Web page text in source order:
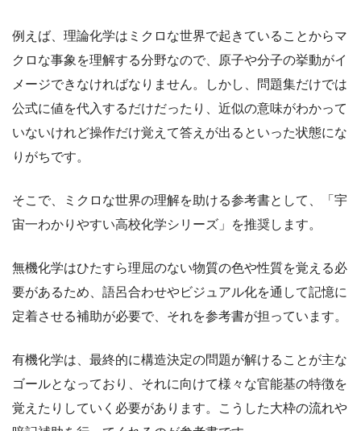
例えば、理論化学はミクロな世界で起きていることからマ
クロな事象を理解する分野なので、原子や分子の挙動がイ
メージできなければなりません。しかし、問題集だけでは
公式に値を代入するだけだったり、近似の意味がわかって
いないけれど操作だけ覚えて答えが出るといった状態にな
りがちです。
そこで、ミクロな世界の理解を助ける参考書として、「宇
宙一わかりやすい高校化学シリーズ」を推奨します。
無機化学はひたすら理屈のない物質の色や性質を覚える必
要があるため、語呂合わせやビジュアル化を通して記憶に
定着させる補助が必要で、それを参考書が担っています。
有機化学は、最終的に構造決定の問題が解けることが主な
ゴールとなっており、それに向けて様々な官能基の特徴を
覚えたりしていく必要があります。こうした大枠の流れや